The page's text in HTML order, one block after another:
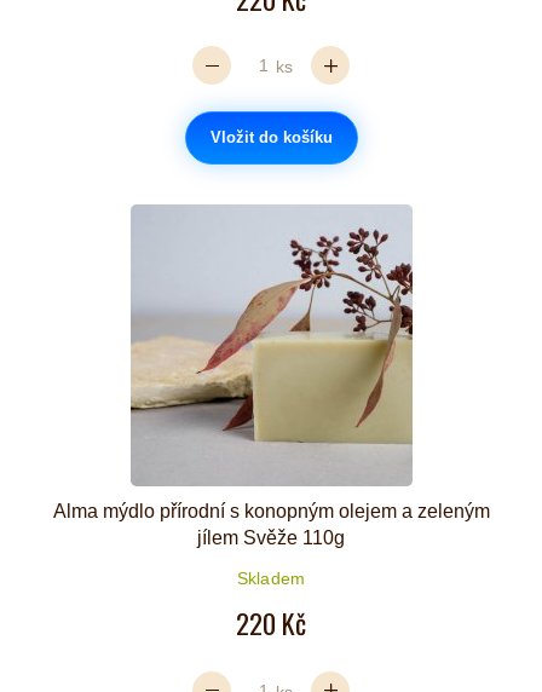
ks
Vložit do košíku
Alma mýdlo přírodní s konopným olejem a zeleným
jílem Svěže 110g
Skladem
220 Kč